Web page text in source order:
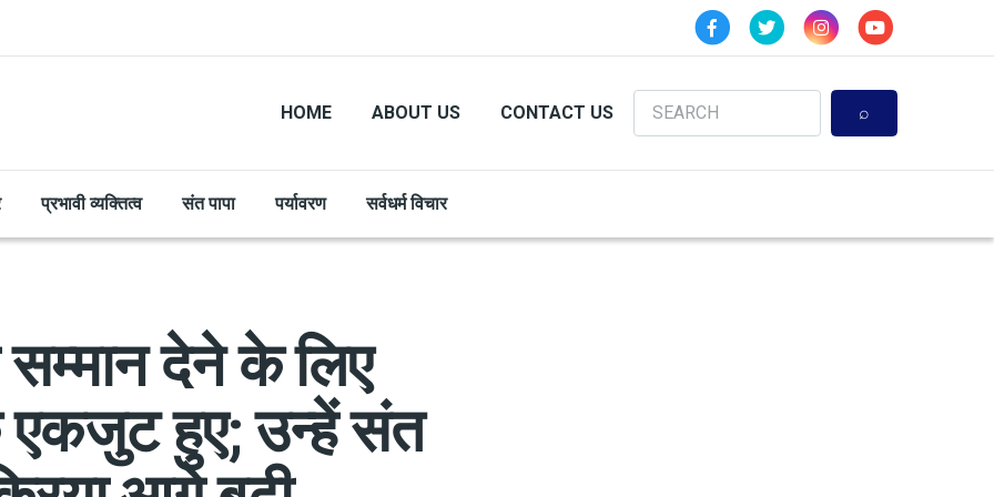
HOME ABOUT US CONTACT US
Search
प्रभावी व्यक्तित्व संत पापा पर्यावरण सर्वधर्म विचार
देने के लिए
एकजुट हुए; उन्हें संत